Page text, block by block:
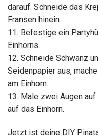
darauf. Schneide das
Fransen hinein.
11. Befestige ein
Einhorns.
12. Schneide Schwanz
Seidenpapier aus,
am Einhorn.
13. Male zwei Augen
auf das Einhorn.
Jetzt ist deine DIY